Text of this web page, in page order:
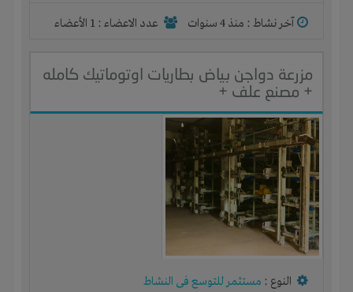
آخر نشاط : منذ 4 سنوات عدد الاعضاء : 1 الأعضاء
مزرعة دواجن بياض بطاريات اوتوماتيك كامله
+ مصنع علف +
النوع : مستثمر للتوسع فى النشاط